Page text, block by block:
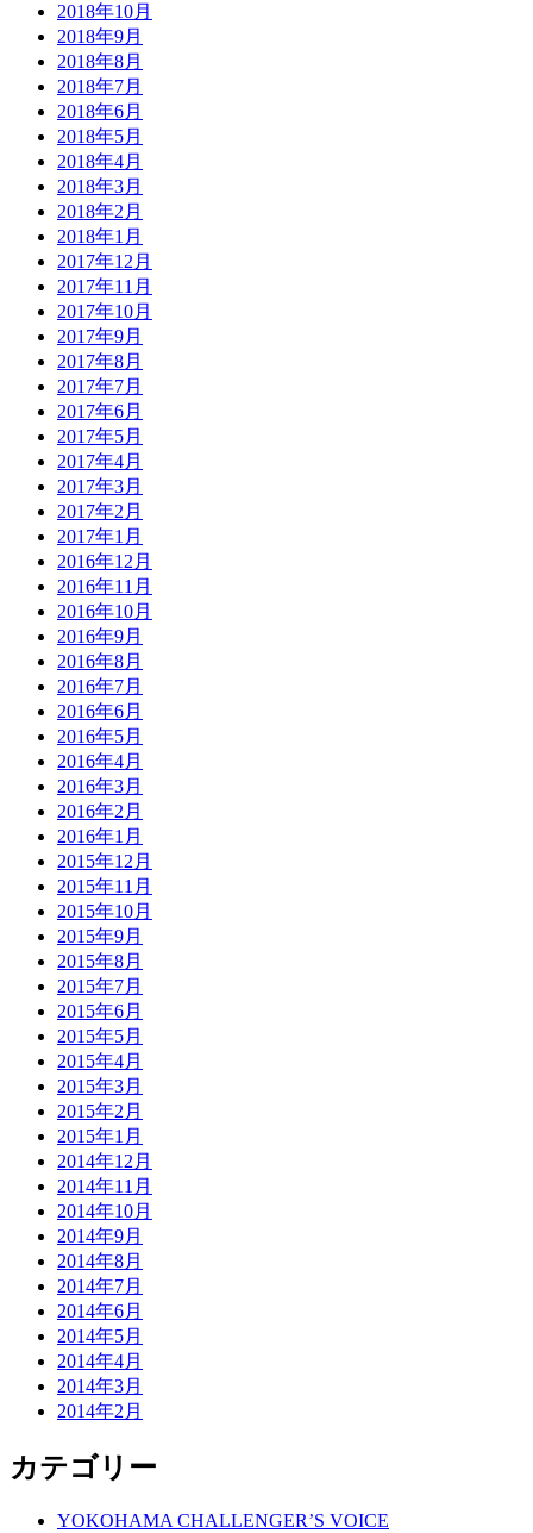
2018年10月
2018年9月
2018年8月
2018年7月
2018年6月
2018年5月
2018年4月
2018年3月
2018年2月
2018年1月
2017年12月
2017年11月
2017年10月
2017年9月
2017年8月
2017年7月
2017年6月
2017年5月
2017年4月
2017年3月
2017年2月
2017年1月
2016年12月
2016年11月
2016年10月
2016年9月
2016年8月
2016年7月
2016年6月
2016年5月
2016年4月
2016年3月
2016年2月
2016年1月
2015年12月
2015年11月
2015年10月
2015年9月
2015年8月
2015年7月
2015年6月
2015年5月
2015年4月
2015年3月
2015年2月
2015年1月
2014年12月
2014年11月
2014年10月
2014年9月
2014年8月
2014年7月
2014年6月
2014年5月
2014年4月
2014年3月
2014年2月
カテゴリー
YOKOHAMA CHALLENGER’S VOICE